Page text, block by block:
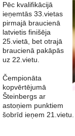
Pēc kvalifikācijā
ieņemtās 33.vietas
pirmajā braucienā
latvietis finišēja
25.vietā, bet otrajā
braucienā pakāpās
uz 22.vietu.
Čempionāta
kopvērtējumā
Šteinbergs ar
astoņiem punktiem
šobrīd ieņem 21.vietu.